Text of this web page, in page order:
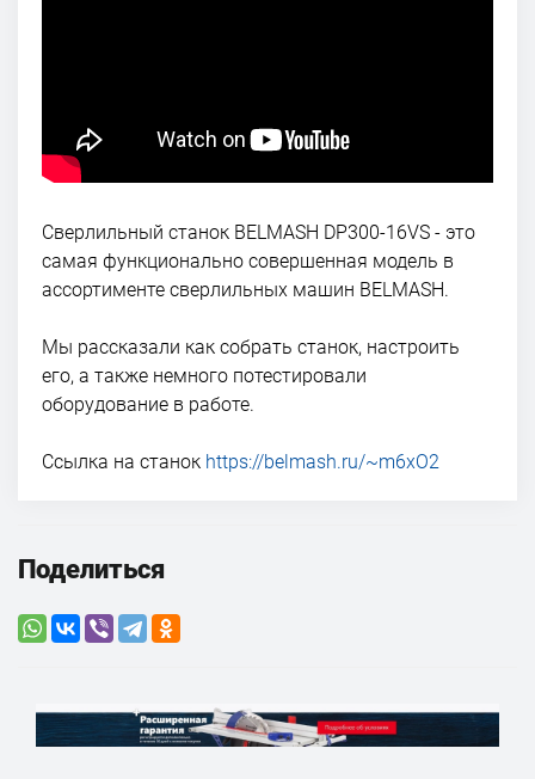
Сверлильный станок BELMASH DP300-16VS - это
самая функционально совершенная модель в
ассортименте сверлильных машин BELMASH.
Мы рассказали как собрать станок, настроить
его, а также немного потестировали
оборудование в работе.
Ссылка на станок https://belmash.ru/~m6xO2
Поделиться